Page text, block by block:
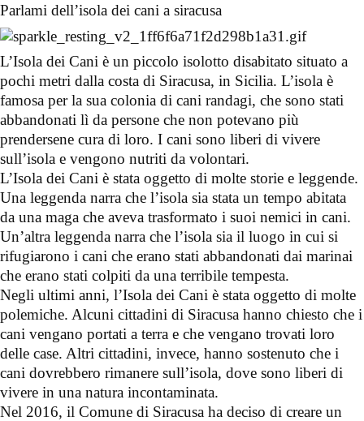
Parlami dell’isola dei cani a siracusa
L’Isola dei Cani è un piccolo isolotto disabitato situato a
pochi metri dalla costa di Siracusa, in Sicilia. L’isola è
famosa per la sua colonia di cani randagi, che sono stati
abbandonati lì da persone che non potevano più
prendersene cura di loro. I cani sono liberi di vivere
sull’isola e vengono nutriti da volontari.
L’Isola dei Cani è stata oggetto di molte storie e leggende.
Una leggenda narra che l’isola sia stata un tempo abitata
da una maga che aveva trasformato i suoi nemici in cani.
Un’altra leggenda narra che l’isola sia il luogo in cui si
rifugiarono i cani che erano stati abbandonati dai marinai
che erano stati colpiti da una terribile tempesta.
Negli ultimi anni, l’Isola dei Cani è stata oggetto di molte
polemiche. Alcuni cittadini di Siracusa hanno chiesto che i
cani vengano portati a terra e che vengano trovati loro
delle case. Altri cittadini, invece, hanno sostenuto che i
cani dovrebbero rimanere sull’isola, dove sono liberi di
vivere in una natura incontaminata.
Nel 2016, il Comune di Siracusa ha deciso di creare un